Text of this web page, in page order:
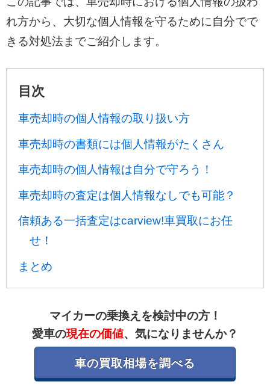
れ方から、大切な個人情報を守るために自分でで
きる対処法までご紹介します。
目次
車売却時の個人情報の取り扱い方
車売却時の書類には個人情報がたくさん
車売却時の個人情報は自分で守ろう！
車売却時の査定は個人情報なしでも可能？
信頼ある一括査定はcarview!車買取にお任
せ！
まとめ
マイカーの乗換えを検討中の方！
愛車の現在の価値、気になりませんか？
車の買取相場を調べる